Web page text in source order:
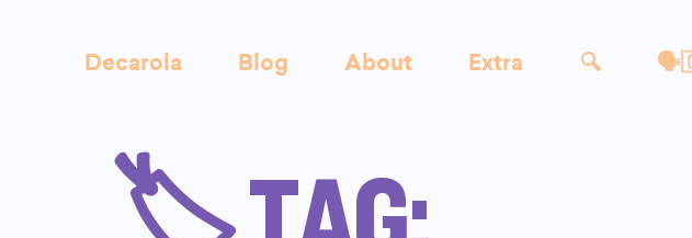
Decarola Blog About Extra 🔍